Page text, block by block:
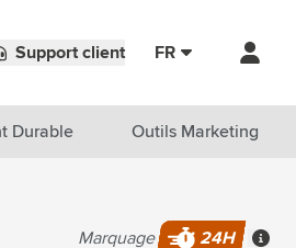
Support client FR
Durable Outils Marketing
Marquage
24H